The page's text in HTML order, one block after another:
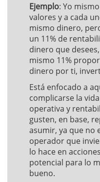
Ejemplo: Yo
valores y a cada
mismo dinero,
un 11% de
dinero que
mismo 11%
dinero por ti,
Está enfocado a
complicarse la
operativa y
gusten, en base,
asumir, ya que no
operador que
lo hace en
potencial para lo
bueno.